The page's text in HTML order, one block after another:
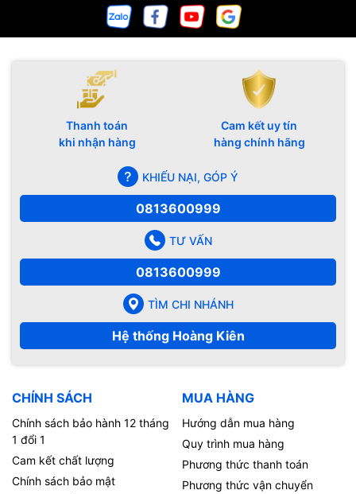
Thanh toán
khi nhận hàng
Cam kết uy tín
hàng chính hãng
KHIẾU NẠI, GÓP Ý
0813600999
TƯ VẤN
0813600999
TÌM CHI NHÁNH
Hệ thống Hoàng Kiên
CHÍNH SÁCH
Chính sách bảo hành 12 tháng
1 đổi 1
Cam kết chất lượng
Chính sách bảo mật
MUA HÀNG
Hướng dẫn mua hàng
Quy trình mua hàng
Phương thức thanh toán
Phương thức vận chuyển